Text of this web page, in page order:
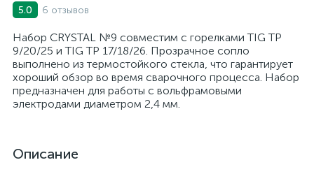
5.0 6 отзывов
Набор CRYSTAL №9 совместим с горелками TIG TP
9/20/25 и TIG TP 17/18/26. Прозрачное сопло
выполнено из термостойкого стекла, что гарантирует
хороший обзор во время сварочного процесса. Набор
предназначен для работы с вольфрамовыми
электродами диаметром 2,4 мм.
Описание